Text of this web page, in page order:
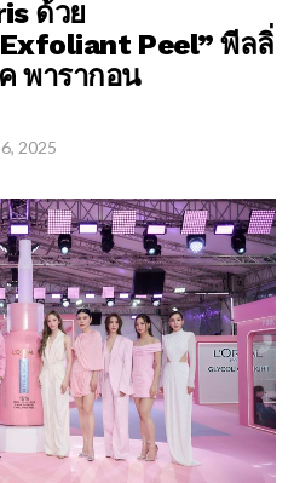
ด้วย
Peel” พีลลิ่
พารากอน
2025